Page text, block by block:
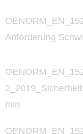
Anforderung
min